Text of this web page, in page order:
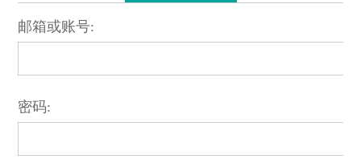
邮箱或账号:
密码: